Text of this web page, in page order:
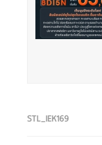
STL_IEK169